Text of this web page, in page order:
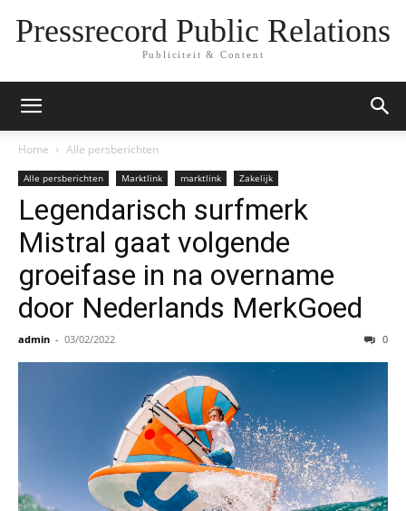
Pressrecord Public Relations
Publiciteit & Content
Home Alle persberichten
Alle persberichten Marktlink marktlink Zakelijk
Legendarisch surfmerk
Mistral gaat volgende
groeifase in na overname
door Nederlands MerkGoed
admin - 03/02/2022 0